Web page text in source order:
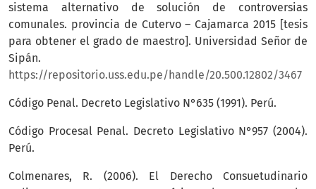
sistema alternativo de solución de controversias
comunales. provincia de Cutervo – Cajamarca 2015 [tesis
para obtener el grado de maestro]. Universidad Señor de
Sipán.
https://repositorio.uss.edu.pe/handle/20.500.12802/3467
Código Penal. Decreto Legislativo N°635 (1991). Perú.
Código Procesal Penal. Decreto Legislativo N°957 (2004).
Perú.
Colmenares, R. (2006). El Derecho Consuetudinario